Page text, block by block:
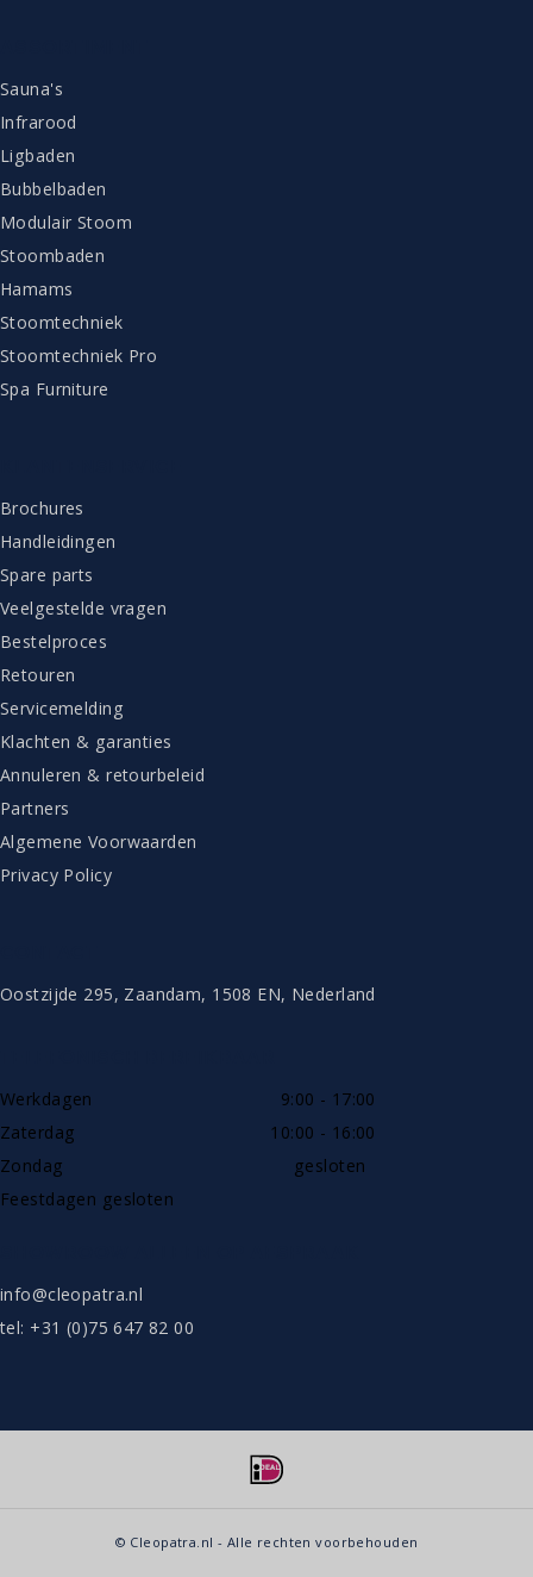
Sauna's
Infrarood
Ligbaden
Bubbelbaden
Modulair Stoom
Stoombaden
Hamams
Stoomtechniek
Stoomtechniek Pro
Spa Furniture
Brochures
Handleidingen
Spare parts
Veelgestelde vragen
Bestelproces
Retouren
Servicemelding
Klachten & garanties
Annuleren & retourbeleid
Partners
Algemene Voorwaarden
Privacy Policy
Oostzijde 295, Zaandam, 1508 EN, Nederland
Werkdagen
9:00 - 17:00
Zaterdag
10:00 - 16:00
Zondag
gesloten
Feestdagen gesloten
info@cleopatra.nl
tel: +31 (0)75 647 82 00
© Cleopatra.nl - Alle rechten voorbehouden